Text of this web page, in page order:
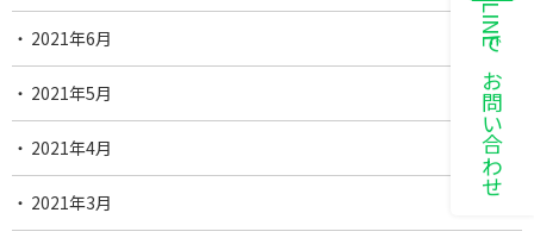
LINEでお問い合わせ
2021年6月
2021年5月
2021年4月
2021年3月